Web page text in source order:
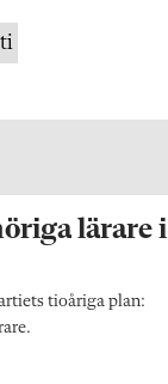
lärare
tioåriga plan: